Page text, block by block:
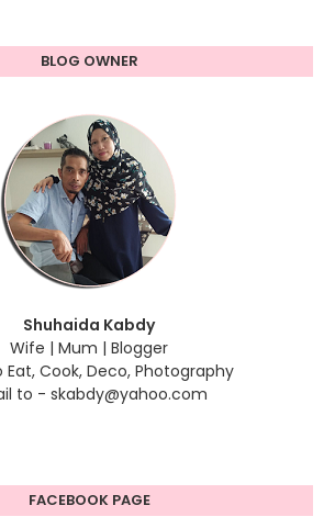
BLOG OWNER
Shuhaida Kabdy
Wife | Mum | Blogger
Eat, Cook, Deco, Photography
to - skabdy@yahoo.com
FACEBOOK PAGE